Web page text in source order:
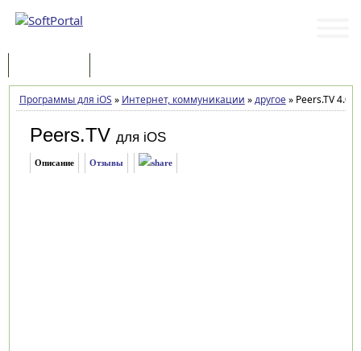
Программы для iOS » Интернет, коммуникации »другое»Peers.TV 4.0
Peers.TV для iOS
Описание Отзывы